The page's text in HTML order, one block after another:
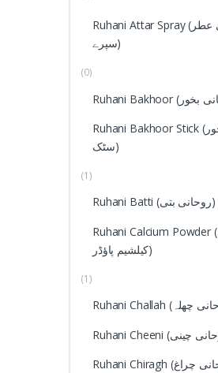
Ruhani Attar Spray (روحانی عطر
سپرے)
(0)
Ruhani Bakhoor Stick (روحانی بخور
سٹک)
(1)
Ruhani Batti (روحانی بتی)
Ruhani Calcium Powder (روحانی
کیلشیم پاؤڈر)
(1)